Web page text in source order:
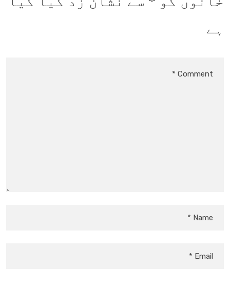
ہے